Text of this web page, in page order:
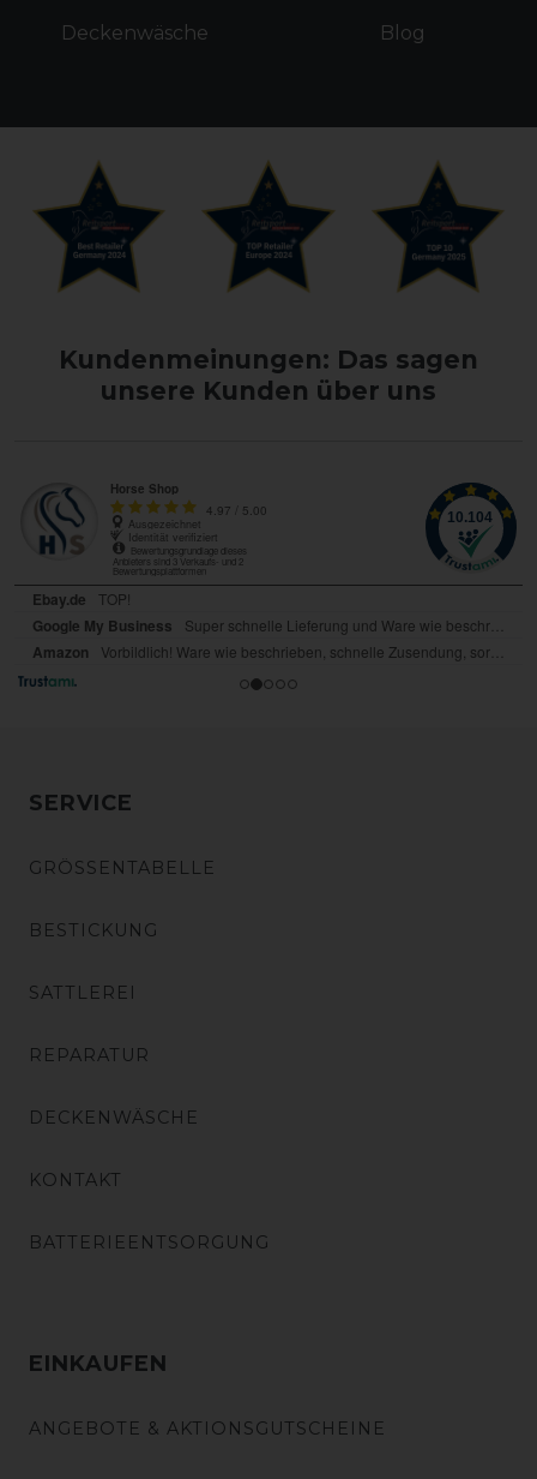
Deckenwäsche Blog
Kundenmeinungen: Das sagen
unsere Kunden über uns
SERVICE
GRÖSSENTABELLE
BESTICKUNG
SATTLEREI
REPARATUR
DECKENWÄSCHE
KONTAKT
BATTERIEENTSORGUNG
EINKAUFEN
ANGEBOTE & AKTIONSGUTSCHEINE